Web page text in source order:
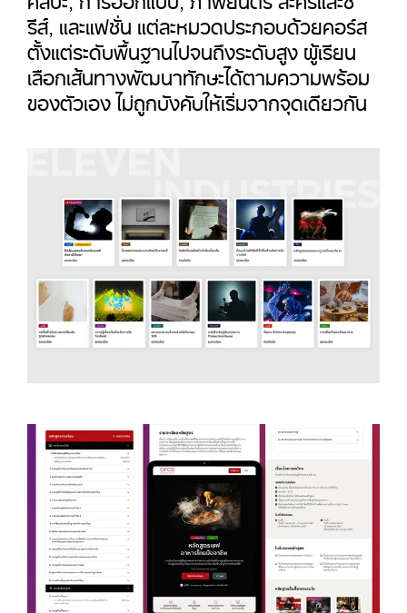
รีส์, และแฟชั่น แต่ละหมวดประกอบด้วยคอร์ส
ตั้งแต่ระดับพื้นฐานไปจนถึงระดับสูง ผู้เรียน
เลือกเส้นทางพัฒนาทักษะได้ตามความพร้อม
ของตัวเอง ไม่ถูกบังคับให้เริ่มจากจุดเดียวกัน